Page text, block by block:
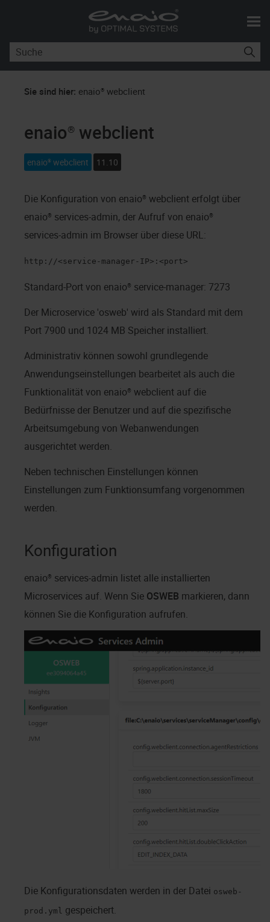
Skip To Main Content
Sie sind hier: enaio® webclient
enaio® webclient
enaio® webclient 11.10
Die Konfiguration von enaio® webclient erfolgt über
enaio® services-admin, der Aufruf von enaio®
services-admin im Browser über diese URL:
http://<service-manager-IP>:<port>
Standard-Port von enaio® service-manager: 7273
Der Microservice 'osweb' wird als Standard mit dem
Port 7900 und 1024 MB Speicher installiert.
Administrativ können sowohl grundlegende
Anwendungseinstellungen bearbeitet als auch die
Funktionalität von enaio® webclient auf die
Bedürfnisse der Benutzer und auf die spezifische
Arbeitsumgebung von Webanwendungen
ausgerichtet werden.
Neben technischen Einstellungen können
Einstellungen zum Funktionsumfang vorgenommen
werden.
Konfiguration
enaio® services-admin listet alle installierten
Microservices auf. Wenn Sie OSWEB markieren, dann
können Sie die Konfiguration aufrufen.
Die Konfigurationsdaten werden in der Datei osweb-
prod.yml gespeichert.